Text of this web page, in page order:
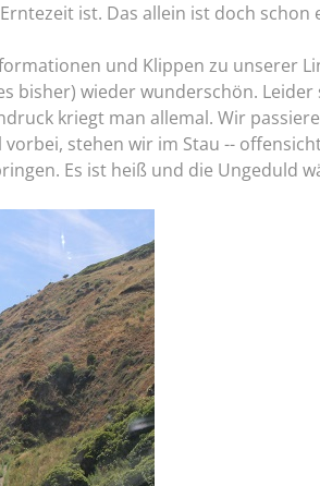
ist. Das allein ist doch schon
und Klippen zu unserer
bisher) wieder wunderschön. Leider
kriegt man allemal. Wir
stehen wir im Stau --
Es ist heiß und die Ungeduld